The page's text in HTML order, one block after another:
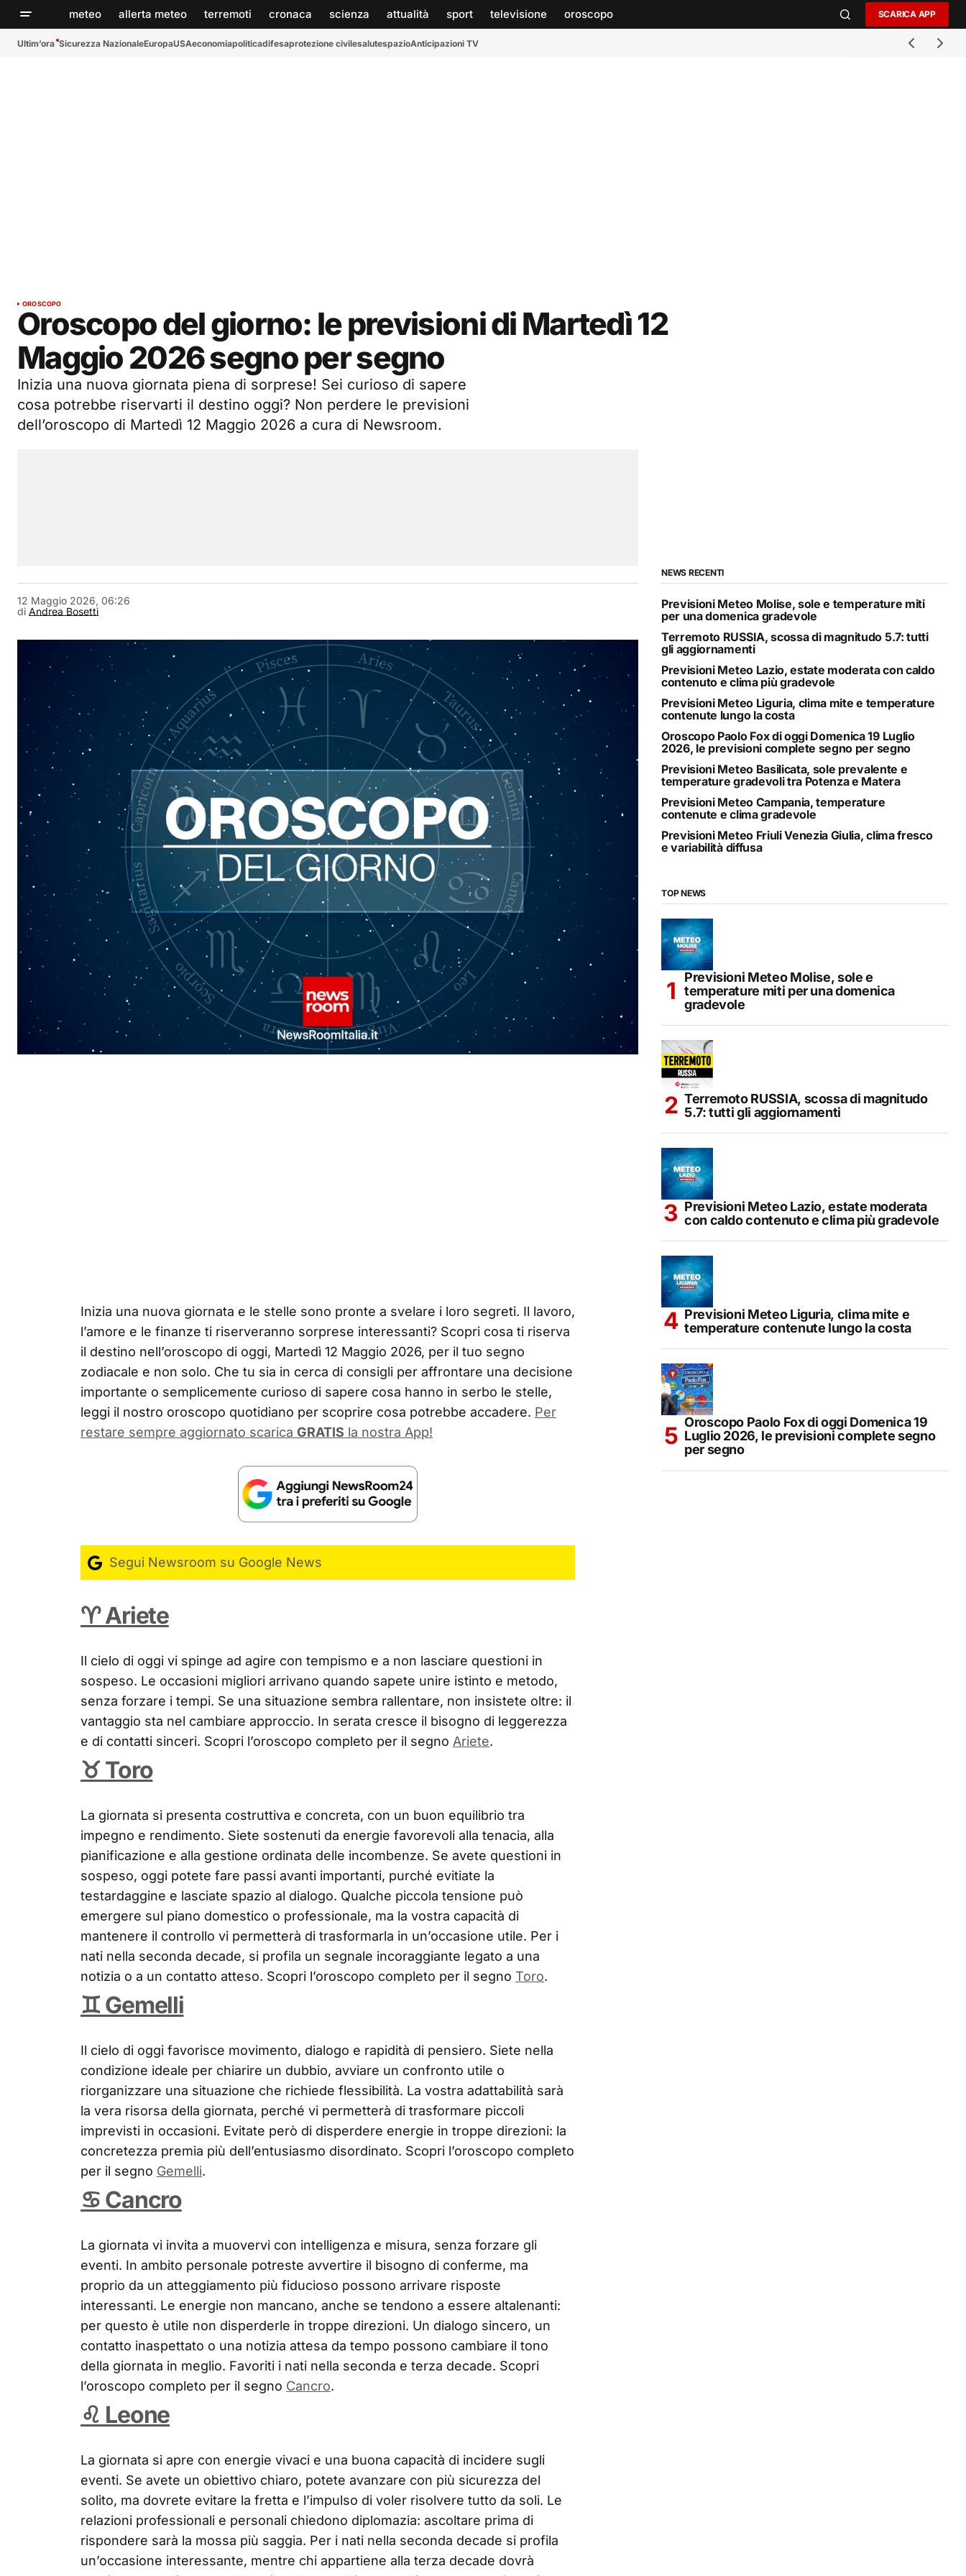
meteo allerta meteo terremoti cronaca scienza attualità sport televisione oroscopo SCARICA APP
Ultim’ora Sicurezza NazionaleEuropaUSAeconomiapoliticadifesaprotezione civilesalutespazioAnticipazioni TV
OROSCOPO
Oroscopo del giorno: le previsioni di Martedì 12
Maggio 2026 segno per segno
Inizia una nuova giornata piena di sorprese! Sei curioso di sapere
cosa potrebbe riservarti il destino oggi? Non perdere le previsioni
dell’oroscopo di Martedì 12 Maggio 2026 a cura di Newsroom.
di Andrea Bosetti
12 Maggio 2026, 06:26
Inizia una nuova giornata e le stelle sono pronte a svelare i loro segreti. Il lavoro,
l’amore e le finanze ti riserveranno sorprese interessanti? Scopri cosa ti riserva
il destino nell’oroscopo di oggi, Martedì 12 Maggio 2026, per il tuo segno
zodiacale e non solo. Che tu sia in cerca di consigli per affrontare una decisione
importante o semplicemente curioso di sapere cosa hanno in serbo le stelle,
leggi il nostro oroscopo quotidiano per scoprire cosa potrebbe accadere. Per
restare sempre aggiornato scarica GRATIS la nostra App!
Segui Newsroom su Google News
♈ Ariete
Il cielo di oggi vi spinge ad agire con tempismo e a non lasciare questioni in
sospeso. Le occasioni migliori arrivano quando sapete unire istinto e metodo,
senza forzare i tempi. Se una situazione sembra rallentare, non insistete oltre: il
vantaggio sta nel cambiare approccio. In serata cresce il bisogno di leggerezza
e di contatti sinceri. Scopri l’oroscopo completo per il segno Ariete.
♉ Toro
La giornata si presenta costruttiva e concreta, con un buon equilibrio tra
impegno e rendimento. Siete sostenuti da energie favorevoli alla tenacia, alla
pianificazione e alla gestione ordinata delle incombenze. Se avete questioni in
sospeso, oggi potete fare passi avanti importanti, purché evitiate la
testardaggine e lasciate spazio al dialogo. Qualche piccola tensione può
emergere sul piano domestico o professionale, ma la vostra capacità di
mantenere il controllo vi permetterà di trasformarla in un’occasione utile. Per i
nati nella seconda decade, si profila un segnale incoraggiante legato a una
notizia o a un contatto atteso. Scopri l’oroscopo completo per il segno Toro.
♊ Gemelli
Il cielo di oggi favorisce movimento, dialogo e rapidità di pensiero. Siete nella
condizione ideale per chiarire un dubbio, avviare un confronto utile o
riorganizzare una situazione che richiede flessibilità. La vostra adattabilità sarà
la vera risorsa della giornata, perché vi permetterà di trasformare piccoli
imprevisti in occasioni. Evitate però di disperdere energie in troppe direzioni: la
concretezza premia più dell’entusiasmo disordinato. Scopri l’oroscopo completo
per il segno Gemelli.
♋ Cancro
La giornata vi invita a muovervi con intelligenza e misura, senza forzare gli
eventi. In ambito personale potreste avvertire il bisogno di conferme, ma
proprio da un atteggiamento più fiducioso possono arrivare risposte
interessanti. Le energie non mancano, anche se tendono a essere altalenanti:
per questo è utile non disperderle in troppe direzioni. Un dialogo sincero, un
contatto inaspettato o una notizia attesa da tempo possono cambiare il tono
della giornata in meglio. Favoriti i nati nella seconda e terza decade. Scopri
l’oroscopo completo per il segno Cancro.
♌ Leone
La giornata si apre con energie vivaci e una buona capacità di incidere sugli
eventi. Se avete un obiettivo chiaro, potete avanzare con più sicurezza del
solito, ma dovrete evitare la fretta e l’impulso di voler risolvere tutto da soli. Le
relazioni professionali e personali chiedono diplomazia: ascoltare prima di
rispondere sarà la mossa più saggia. Per i nati nella seconda decade si profila
un’occasione interessante, mentre chi appartiene alla terza decade dovrà
NEWS RECENTI
Previsioni Meteo Molise, sole e temperature miti
per una domenica gradevole
Terremoto RUSSIA, scossa di magnitudo 5.7: tutti
gli aggiornamenti
Previsioni Meteo Lazio, estate moderata con caldo
contenuto e clima più gradevole
Previsioni Meteo Liguria, clima mite e temperature
contenute lungo la costa
Oroscopo Paolo Fox di oggi Domenica 19 Luglio
2026, le previsioni complete segno per segno
Previsioni Meteo Basilicata, sole prevalente e
temperature gradevoli tra Potenza e Matera
Previsioni Meteo Campania, temperature
contenute e clima gradevole
Previsioni Meteo Friuli Venezia Giulia, clima fresco
e variabilità diffusa
TOP NEWS
Previsioni Meteo Molise, sole e
temperature miti per una domenica
gradevole
Terremoto RUSSIA, scossa di magnitudo
5.7: tutti gli aggiornamenti
Previsioni Meteo Lazio, estate moderata
con caldo contenuto e clima più gradevole
Previsioni Meteo Liguria, clima mite e
temperature contenute lungo la costa
Oroscopo Paolo Fox di oggi Domenica 19
Luglio 2026, le previsioni complete segno
per segno